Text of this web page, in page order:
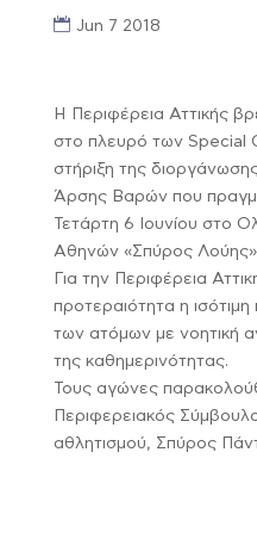
Jun 7 2018
Η Περιφέρεια Αττικής
στο πλευρό των Special
στήριξη της
Άρσης Βαρών που
Τετάρτη 6 Ιουνίου στο
Αθηνών «Σπύρος
Για την Περιφέρεια
προτεραιότητα η
των ατόμων με νοητική
της καθημερινότητας.
Τους αγώνες
Περιφερειακός
αθλητισμού, Σπύρος